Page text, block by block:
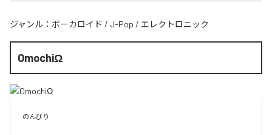
ジャンル： ボーカロイド / J-Pop / エレクトロニック
OmochiΩ
のんびり